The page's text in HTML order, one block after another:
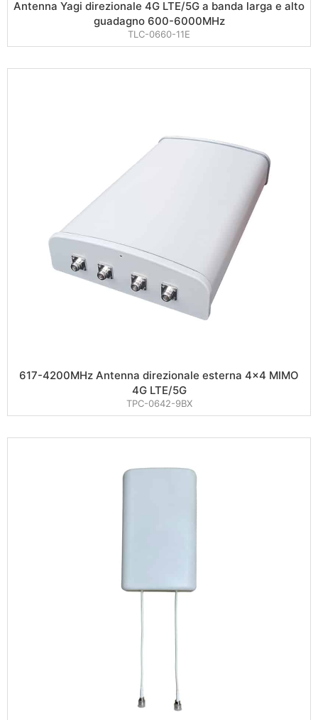
Antenna Yagi direzionale 4G LTE/5G a banda larga e alto
guadagno 600-6000MHz
TLC-0660-11E
617-4200MHz Antenna direzionale esterna 4×4 MIMO
4G LTE/5G
TPC-0642-9BX